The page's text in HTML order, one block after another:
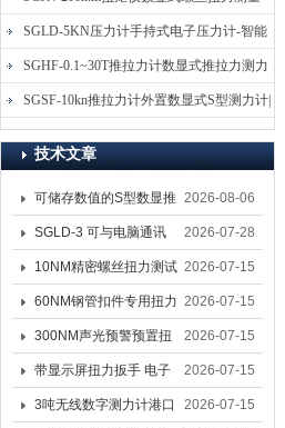
仪-螺栓扭力矩测试仪
SGLD-5KN压力计手持式电子压力计-智能
电子式压力测力计
SGHF-0.1~30T推拉力计数显式推拉力测力
计-数字拉压力双向测力仪
SGSF-10kn推拉力计外置数显式S型测力计|
手持连线式拉压力计
技术文章
可储存数值的S型数显推
拉力计 SGSF-100外置
式测力计
2026-08-06
SGLD-3 可与电脑通讯
的无线测力计 0.03-3T化
工行业用遥控式推拉力
计
2026-07-28
10NM精密螺丝扭力测试
专用扭矩扳手,产线质检
螺丝扭力专用扳手厂家
2026-07-15
60NM钢管扣件专用扭力
扳手 脚手架扭力检测扳
手 工地扣件扭矩扳手品
牌
2026-07-15
300NM声光预警预置扭
力扳手 工业紧固专用数
显扭力工具厂家
2026-07-15
带显示屏扭力扳手 电子
数显扭力扳手 20NM精
2026-07-15
3吨无线数字测力计港口 2026-07-15